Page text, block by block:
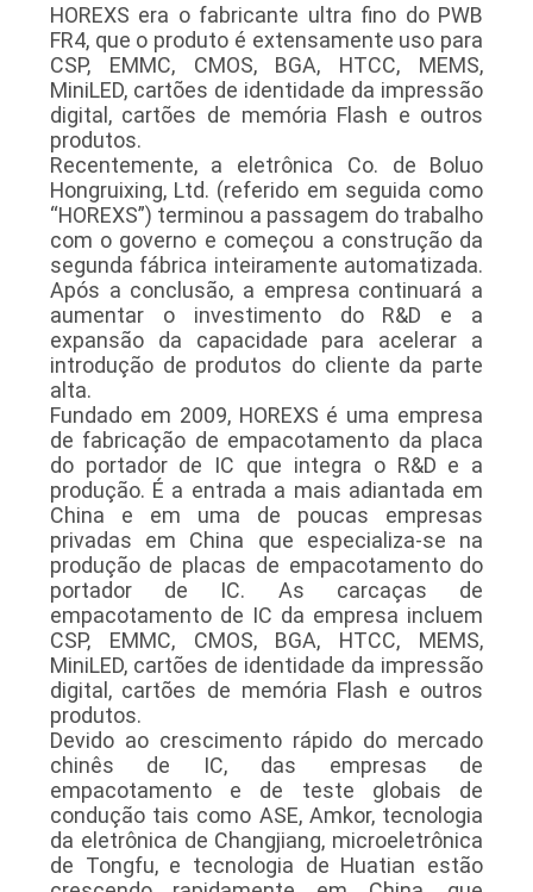
NOTÍCIA
PEÇA
UMAS
CITAÇÕES
MAPA
SITE
PRIVACY
POLICY
HOREXS era o fabricante ultra fino do PWB
FR4, que o produto é extensamente uso para
CSP, EMMC, CMOS, BGA, HTCC, MEMS,
MiniLED, cartões de identidade da impressão
digital, cartões de memória Flash e outros
produtos.
Recentemente, a eletrônica Co. de Boluo
Hongruixing, Ltd. (referido em seguida como
“HOREXS”) terminou a passagem do trabalho
com o governo e começou a construção da
segunda fábrica inteiramente automatizada.
Após a conclusão, a empresa continuará a
aumentar o investimento do R&D e a
expansão da capacidade para acelerar a
introdução de produtos do cliente da parte
alta.
Fundado em 2009, HOREXS é uma empresa
de fabricação de empacotamento da placa
do portador de IC que integra o R&D e a
produção. É a entrada a mais adiantada em
China e em uma de poucas empresas
privadas em China que especializa-se na
produção de placas de empacotamento do
portador de IC. As carcaças de
empacotamento de IC da empresa incluem
CSP, EMMC, CMOS, BGA, HTCC, MEMS,
MiniLED, cartões de identidade da impressão
digital, cartões de memória Flash e outros
produtos.
Devido ao crescimento rápido do mercado
chinês de IC, das empresas de
empacotamento e de teste globais de
condução tais como ASE, Amkor, tecnologia
da eletrônica de Changjiang, microeletrônica
de Tongfu, e tecnologia de Huatian estão